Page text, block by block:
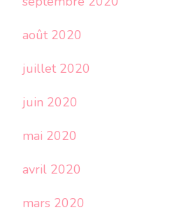
août 2020
juillet 2020
juin 2020
mai 2020
avril 2020
mars 2020